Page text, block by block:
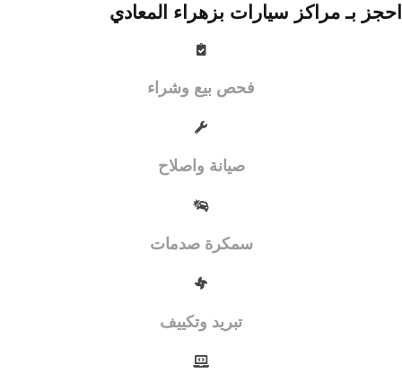
احجز بـ مراكز سيارات بزهراء المعادي
فحص بيع وشراء
صيانة واصلاح
سمكرة صدمات
تبريد وتكييف